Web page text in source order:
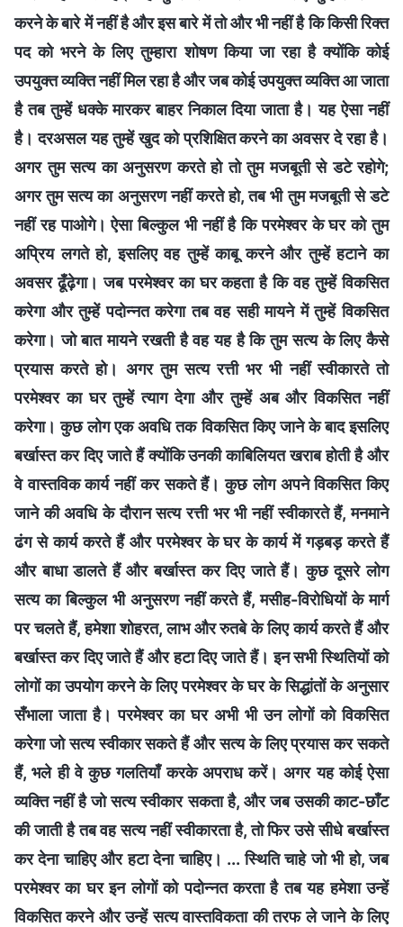
करने के बारे में नहीं है और इस बारे में तो और भी नहीं है कि किसी रिक्त
पद को भरने के लिए तुम्हारा शोषण किया जा रहा है क्योंकि कोई
उपयुक्त व्यक्ति नहीं मिल रहा है और जब कोई उपयुक्त व्यक्ति आ जाता
है तब तुम्हें धक्के मारकर बाहर निकाल दिया जाता है। यह ऐसा नहीं
है। दरअसल यह तुम्हें खुद को प्रशिक्षित करने का अवसर दे रहा है।
अगर तुम सत्य का अनुसरण करते हो तो तुम मजबूती से डटे रहोगे;
अगर तुम सत्य का अनुसरण नहीं करते हो, तब भी तुम मजबूती से डटे
नहीं रह पाओगे। ऐसा बिल्कुल भी नहीं है कि परमेश्वर के घर को तुम
अप्रिय लगते हो, इसलिए वह तुम्हें काबू करने और तुम्हें हटाने का
अवसर ढूँढ़ेगा। जब परमेश्वर का घर कहता है कि वह तुम्हें विकसित
करेगा और तुम्हें पदोन्नत करेगा तब वह सही मायने में तुम्हें विकसित
करेगा। जो बात मायने रखती है वह यह है कि तुम सत्य के लिए कैसे
प्रयास करते हो। अगर तुम सत्य रत्ती भर भी नहीं स्वीकारते तो
परमेश्वर का घर तुम्हें त्याग देगा और तुम्हें अब और विकसित नहीं
करेगा। कुछ लोग एक अवधि तक विकसित किए जाने के बाद इसलिए
बर्खास्त कर दिए जाते हैं क्योंकि उनकी काबिलियत खराब होती है और
वे वास्तविक कार्य नहीं कर सकते हैं। कुछ लोग अपने विकसित किए
जाने की अवधि के दौरान सत्य रत्ती भर भी नहीं स्वीकारते हैं, मनमाने
ढंग से कार्य करते हैं और परमेश्वर के घर के कार्य में गड़बड़ करते हैं
और बाधा डालते हैं और बर्खास्त कर दिए जाते हैं। कुछ दूसरे लोग
सत्य का बिल्कुल भी अनुसरण नहीं करते हैं, मसीह-विरोधियों के मार्ग
पर चलते हैं, हमेशा शोहरत, लाभ और रुतबे के लिए कार्य करते हैं और
बर्खास्त कर दिए जाते हैं और हटा दिए जाते हैं। इन सभी स्थितियों को
लोगों का उपयोग करने के लिए परमेश्वर के घर के सिद्धांतों के अनुसार
सँभाला जाता है। परमेश्वर का घर अभी भी उन लोगों को विकसित
करेगा जो सत्य स्वीकार सकते हैं और सत्य के लिए प्रयास कर सकते
हैं, भले ही वे कुछ गलतियाँ करके अपराध करें। अगर यह कोई ऐसा
व्यक्ति नहीं है जो सत्य स्वीकार सकता है, और जब उसकी काट-छाँट
की जाती है तब वह सत्य नहीं स्वीकारता है, तो फिर उसे सीधे बर्खास्त
कर देना चाहिए और हटा देना चाहिए। ... स्थिति चाहे जो भी हो, जब
परमेश्वर का घर इन लोगों को पदोन्नत करता है तब यह हमेशा उन्हें
विकसित करने और उन्हें सत्य वास्तविकता की तरफ ले जाने के लिए